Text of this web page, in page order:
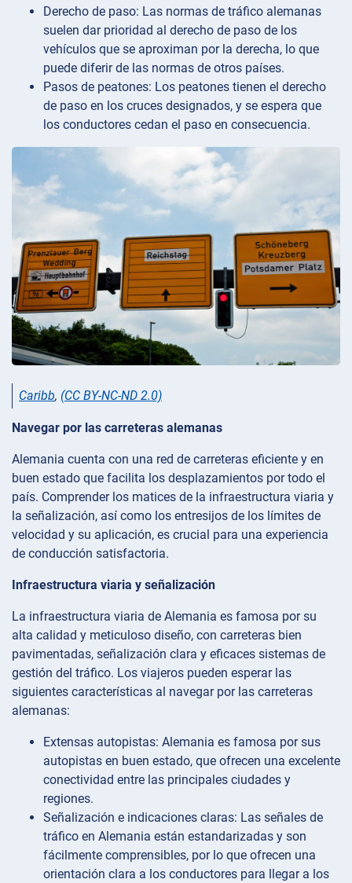
Derecho de paso: Las normas de tráfico alemanas
suelen dar prioridad al derecho de paso de los
vehículos que se aproximan por la derecha, lo que
puede diferir de las normas de otros países.
Pasos de peatones: Los peatones tienen el derecho
de paso en los cruces designados, y se espera que
los conductores cedan el paso en consecuencia.
Caribb, (CC BY-NC-ND 2.0)
Navegar por las carreteras alemanas
Alemania cuenta con una red de carreteras eficiente y en
buen estado que facilita los desplazamientos por todo el
país. Comprender los matices de la infraestructura viaria y
la señalización, así como los entresijos de los límites de
velocidad y su aplicación, es crucial para una experiencia
de conducción satisfactoria.
Infraestructura viaria y señalización
La infraestructura viaria de Alemania es famosa por su
alta calidad y meticuloso diseño, con carreteras bien
pavimentadas, señalización clara y eficaces sistemas de
gestión del tráfico. Los viajeros pueden esperar las
siguientes características al navegar por las carreteras
alemanas:
Extensas autopistas: Alemania es famosa por sus
autopistas en buen estado, que ofrecen una excelente
conectividad entre las principales ciudades y
regiones.
Señalización e indicaciones claras: Las señales de
tráfico en Alemania están estandarizadas y son
fácilmente comprensibles, por lo que ofrecen una
orientación clara a los conductores para llegar a los